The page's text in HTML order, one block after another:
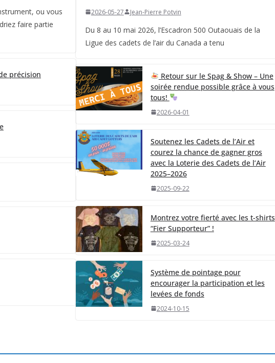
ou vous
faire partie
précision
2026-05-27 Jean-Pierre Potvin
Du 8 au 10 mai 2026, l’Escadron 500 Outaouais de la
Ligue des cadets de l’air du Canada a tenu
Retour sur le Spag & Show – Une
soirée rendue possible grâce à vous
tous!
2026-04-01
Soutenez les Cadets de l’Air et
courez la chance de gagner gros
avec la Loterie des Cadets de l’Air
2025–2026
2025-09-22
Montrez votre fierté avec les t-shirts
“Fier Supporteur” !
2025-03-24
Système de pointage pour
encourager la participation et les
levées de fonds
2024-10-15